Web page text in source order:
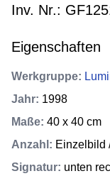
Inv. Nr.:
Eigenschaften
Werkgruppe:
Jahr: 1998
Maße: 40 x 40 cm
Anzahl : Einzelbild
Signatur: unten